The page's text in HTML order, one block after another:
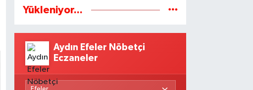
Yükleniyor...
Aydın Efeler Nöbetçi
Eczaneler